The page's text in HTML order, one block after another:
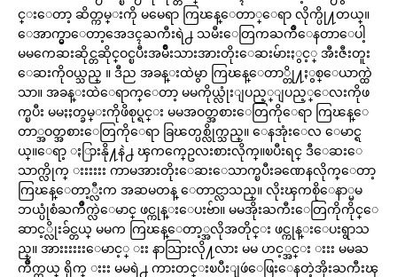
င္းေတာ့ ဆိတ္ကမ္းကို မမေရာ ကြၽန္ေတာ္ေရာ လိုက္ပို႔တယ္။
ေအာက္မွာေတာ့အေဒၚႀကီးရဲ႕ သမီးေတြကႀကိဳေနတာေပါ့
မမကေဆးဆိုင္တဆိုင္ဝင္ၿပီးအမ်ိဳးသားအားတိုးေဆးမ်ားႏွင့္ အီးဇီးတူး
ေဆးကိုဝယ္သည္ ။ ဒီည အခန္းထဲမွာ ကြၽန္ေတာ္တို႔ႏွစ္ေယာက္ထဲ
သာ။ အခန္းထဲေရာက္ေတာ့ မမကိုယ္လုံးျပည့္ျပည့္ေလးကိုဖ
က္ၿပီး မမႏႈတ္ခမ္းကိုဖိစုပ္ရင္း မမအဝတ္အစားေတြကိုေရာ ကြၽန္ေ
တာ္အဝတ္အစားေတြကိုေရာ ခြၽတ္ပစ္လိုက္သည္။ ေနအုံးေလ ေမာင္ရ
ယ္။ေရာ့ ႏြားနို႔နဲ႕ ၾကက္ဥေလးစားလိုက္။ၿပီးရင္ ဒီေဆးေ
သာက္လိုက္ းးးးးး ကာမအားတိုးေဆးေသာက္ၿပီးခဏေနလိုက္ေတာ့
ကြၽန္ေတာ့္လီးက အဆမတန္ ေတာင္လာသည္။ လိုးၾကစိုေနာ္မမ
ဘယ္ပုံစံႀကိဳက္လဲေမာင္ ဖင္ကုန္းေပးဗ်ာ။ မမအိုးႀကီးေတြကိုကိုင္ေ
ဆာင့္လိုးခ်င္တယ္ မမက ကြၽန္ေတာ့္အလိုအတိုင္း ဖင္ကုန္းေပးရွာသ
ည္။ အားးးးးးေမာင့္ းး နာသြားလို႔လား မမ ဟင့္အင္း းးး မမႀ
ကိဳက္တယ္ ရိုက္ းးး မမရဲ႕ ကားတင္းၿပီးျဖဴေဖြးေနတဲ့အိုးႀကီးၾ